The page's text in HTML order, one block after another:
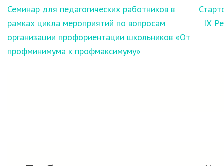
Навигация
по
записям
Семинар для педагогических работников в
рамках цикла мероприятий по вопросам
организации профориентации школьников «От
профминимума к профмаксимуму»
IХ